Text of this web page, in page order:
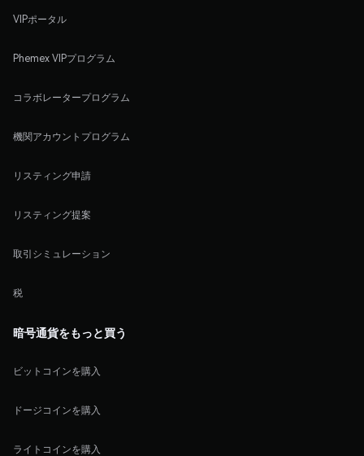
VIPポータル
Phemex VIPプログラム
コラボレータープログラム
機関アカウントプログラム
リスティング申請
リスティング提案
取引シミュレーション
税
暗号通貨をもっと買う
ビットコインを購入
ドージコインを購入
ライトコインを購入